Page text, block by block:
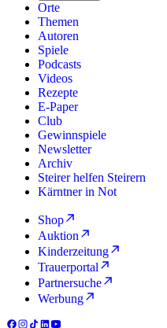
Orte
Themen
Autoren
Spiele
Podcasts
Videos
Rezepte
E-Paper
Club
Gewinnspiele
Newsletter
Archiv
Steirer helfen Steirern
Kärntner in Not
Shop
Auktion
Kinderzeitung
Trauerportal
Partnersuche
Werbung